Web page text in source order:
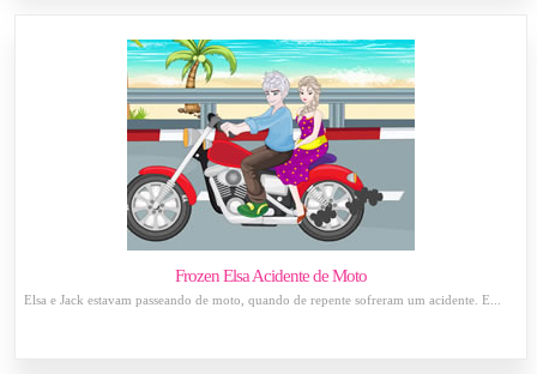
Frozen Elsa Acidente de Moto
Elsa e Jack estavam passeando de moto, quando de repente sofreram um acidente. E...